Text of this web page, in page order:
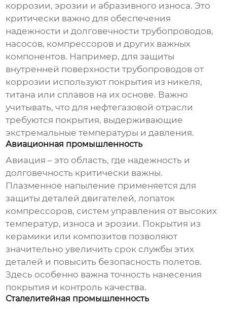
коррозии, эрозии и абразивного износа. Это
критически важно для обеспечения
надежности и долговечности трубопроводов,
насосов, компрессоров и других важных
компонентов. Например, для защиты
внутренней поверхности трубопроводов от
коррозии используют покрытия из никеля,
титана или сплавов на их основе. Важно
учитывать, что для нефтегазовой отрасли
требуются покрытия, выдерживающие
экстремальные температуры и давления.
Авиационная промышленность
Авиация – это область, где надежность и
долговечность критически важны.
Плазменное напыление применяется для
защиты деталей двигателей, лопаток
компрессоров, систем управления от высоких
температур, износа и эрозии. Покрытия из
керамики или композитов позволяют
значительно увеличить срок службы этих
деталей и повысить безопасность полетов.
Здесь особенно важна точность нанесения
покрытия и контроль качества.
Сталелитейная промышленность